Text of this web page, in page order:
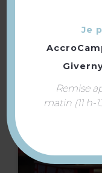
Je
Remise
matin (11 h-